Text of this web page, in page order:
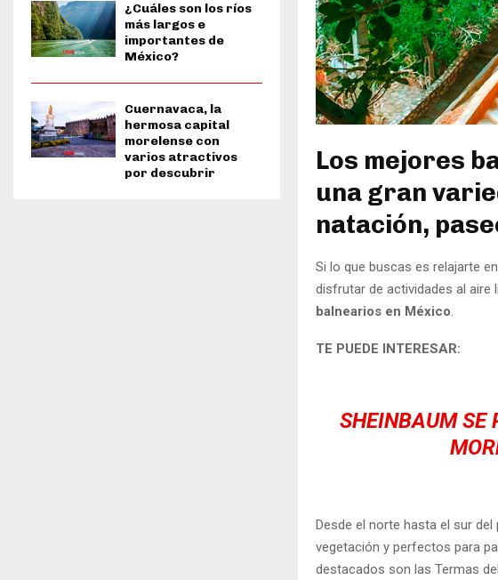
Los mejores
una gran
natación,
Si lo que buscas es relajarte
disfrutar de actividades al aire
balnearios en México.
TE PUEDE INTERESAR:
SHEINBAUM SE
Desde el norte hasta el sur
vegetación y perfectos para
destacados son las Termas
¿Cuáles son los ríos
más largos e
importantes de
México?
Cuernavaca, la
hermosa capital
morelense con
varios atractivos
por descubrir